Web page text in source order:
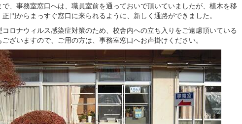
、事務室窓口へは、職員室前を通っておいで頂いていましたが、植木を移
門からまっすぐ窓口に来られるように、新しく通路ができました。
ロナウィルス感染症対策のため、校舎内への立ち入りをご遠慮頂いている
ざいますので、ご用の方は、事務室窓口へお声掛けください。